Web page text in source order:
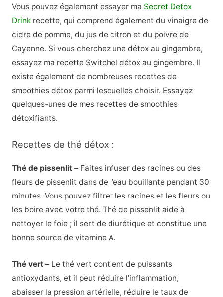
Vous pouvez également essayer ma Secret Detox
Drink recette, qui comprend également du vinaigre de
cidre de pomme, du jus de citron et du poivre de
Cayenne. Si vous cherchez une détox au gingembre,
essayez ma recette Switchel détox au gingembre. Il
existe également de nombreuses recettes de
smoothies détox parmi lesquelles choisir. Essayez
quelques-unes de mes recettes de smoothies
détoxifiants.
Recettes de thé détox :
Thé de pissenlit –Faites infuser des racines ou des
fleurs de pissenlit dans de l’eau bouillante pendant 30
minutes. Vous pouvez filtrer les racines et les fleurs ou
les boire avec votre thé. Thé de pissenlit aide à
nettoyer le foie ; il sert de diurétique et constitue une
bonne source de vitamine A.
Thé vert –Le thé vert contient de puissants
antioxydants, et il peut réduire l’inflammation,
abaisser la pression artérielle, réduire le taux de